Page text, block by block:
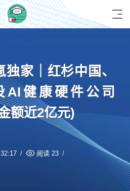
家｜红杉中国、
AI健康硬件公司
额近2亿元)
阅读 23